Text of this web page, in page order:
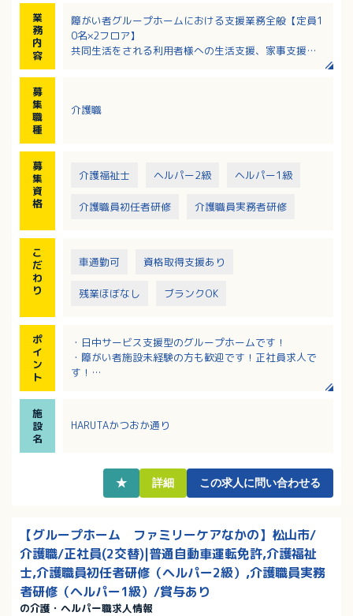
業
務
内
容
障がい者グループホームにおける支援業務全般【定員1
0名×2フロア】
共同生活をされる利用者様への生活支援、家事支援を
調理（湯せん）、洗濯、掃除、買い物、などの生活
募
集
職
種
介護職
募
集
資
格
介護福祉士 ヘルパー2級 ヘルパー1級
介護職員初任者研修 介護職員実務者研修
こ
だ
わ
り
車通勤可 資格取得支援あり
残業ほぼなし ブランクOK
ポ
イ
ン
ト
・日中サービス支援型のグループホームです！
・障がい者施設未経験の方も歓迎です！正社員求人で
す！
月分！
施
設
名
HARUTAかつおか通り
★ 詳細 この求人に問い合わせる
【グループホーム ファミリーケアなかの】松山市/
介護職/正社員(2交替)|普通自動車運転免許,介護福祉
士,介護職員初任者研修（ヘルパー2級）,介護職員実務
者研修（ヘルパー1級）/賞与あり
の介護・ヘルパー職求人情報